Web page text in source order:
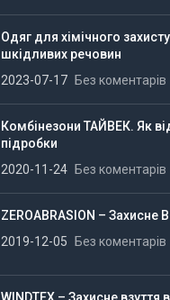
Одяг для хімічного
шкідливих речовин
2023-07-17
Без коментарів
Комбінезони ТАЙВЕК. Як
підробки
2020-11-24
Без коментарів
ZEROABRASION – Захисне
2019-12-05
Без коментарів
WINDTEX – Захисне взуття